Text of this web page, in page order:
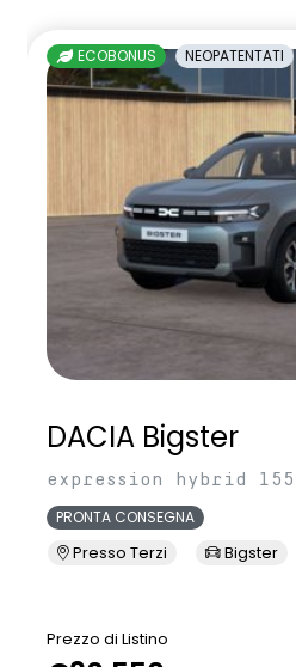
sellerie in tessuto nero melange
impunture giallo fresh
sensori di parcheggio anteriori/
shark antenna
sistema di controllo della
sistema di frenata d'emergenza
sistema multimediale openR link
volante in pelle
ECOBONUS NEOPATENTATI
DACIA Bigster
expression hybrid 155
PRONTA CONSEGNA
Presso Terzi Bigster
Prezzo di Listino